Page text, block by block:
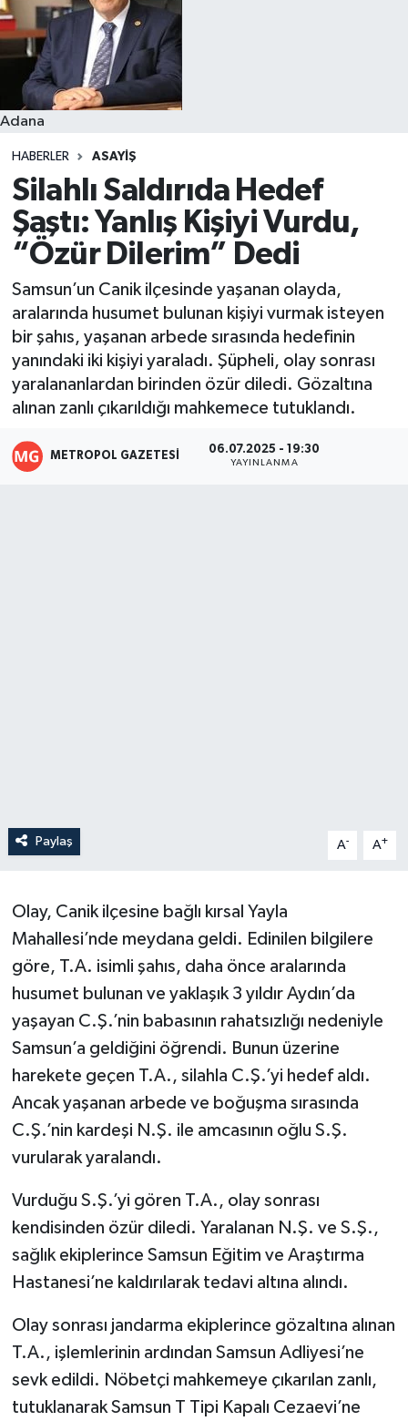
Adana
HABERLER ASAYIŞ
Silahlı Saldırıda Hedef
Şaştı: Yanlış Kişiyi Vurdu,
“Özür Dilerim” Dedi
Samsun’un Canik ilçesinde yaşanan olayda,
aralarında husumet bulunan kişiyi vurmak isteyen
bir şahıs, yaşanan arbede sırasında hedefinin
yanındaki iki kişiyi yaraladı. Şüpheli, olay sonrası
yaralananlardan birinden özür diledi. Gözaltına
alınan zanlı çıkarıldığı mahkemece tutuklandı.
METROPOL GAZETESI 06.07.2025 - 19:30
YAYINLANMA
Paylaş A- A+
Olay, Canik ilçesine bağlı kırsal Yayla
Mahallesi’nde meydana geldi. Edinilen bilgilere
göre, T.A. isimli şahıs, daha önce aralarında
husumet bulunan ve yaklaşık 3 yıldır Aydın’da
yaşayan C.Ş.’nin babasının rahatsızlığı nedeniyle
Samsun’a geldiğini öğrendi. Bunun üzerine
harekete geçen T.A., silahla C.Ş.’yi hedef aldı.
Ancak yaşanan arbede ve boğuşma sırasında
C.Ş.’nin kardeşi N.Ş. ile amcasının oğlu S.Ş.
vurularak yaralandı.
Vurduğu S.Ş.’yi gören T.A., olay sonrası
kendisinden özür diledi. Yaralanan N.Ş. ve S.Ş.,
sağlık ekiplerince Samsun Eğitim ve Araştırma
Hastanesi’ne kaldırılarak tedavi altına alındı.
Olay sonrası jandarma ekiplerince gözaltına alınan
T.A., işlemlerinin ardından Samsun Adliyesi’ne
sevk edildi. Nöbetçi mahkemeye çıkarılan zanlı,
tutuklanarak Samsun T Tipi Kapalı Cezaevi’ne
Resmi İlanlar